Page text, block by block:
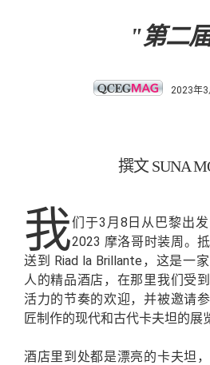
"第二
2023年3
撰文 SUNA
我们于3月8日从巴黎出
2023 摩洛哥时装周。
送到 Riad la Brillante，这是一
人的精品酒店，在那里我们受
活力的节奏的欢迎，并被邀请
匠制作的现代和古代卡夫坦的展
酒店里到处都是漂亮的卡夫坦